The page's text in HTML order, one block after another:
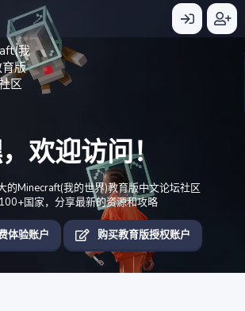
欢迎访问！
的Minecraft(我的世界)教育版中文论坛社区
国家，分享最新的资源和攻略
体验账户 购买教育版授权账户